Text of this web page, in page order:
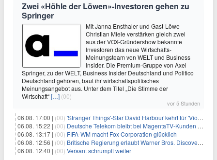
Zwei «Höhle der Löwen»-Investoren gehen zu
Springer
Mit Janna Ensthaler und Gast-Löwe
Christian Miele verstärken gleich zwei
aus der VOX-Gründershow bekannte
Investoren das neue Wirtschafts-
Meinungsteam von WELT und Business
Insider. Die Premium-Gruppe von Axel
Springer, zu der WELT, Business Insider Deutschland und Politico
Deutschland gehören, baut ihr wirtschaftspolitisches
Meinungsangebot aus. Unter dem Titel „Die Stimme der
Wirtschaft“[…] (00)
vor 5 Stunden
06.08. 17:00 | (00) 'Stranger Things'-Star David Harbour kehrt für 'Violent Night 2' zurück – Kristen Bell stößt zur Besetzung
06.08. 15:22 | (00) Deutsche Telekom bleibt bei MagentaTV-Kunden vage
06.08. 13:17 | (00) FIFA-WM macht Fox Corporation glücklich
06.08. 12:56 | (00) Britische Regierung erlaubt Warner Bros. Discovery-Übernahme
06.08. 12:40 | (00) Versant schrumpft weiter